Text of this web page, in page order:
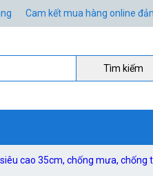
Cam kết mua hàng online
Tìm kiếm
cao 35cm, chống mưa, chống